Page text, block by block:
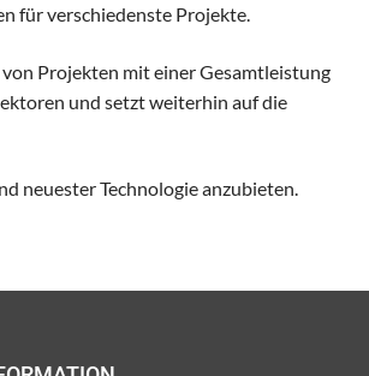
für verschiedenste Projekte.
Projekten mit einer Gesamtleistung
und setzt weiterhin auf die
neuester Technologie anzubieten.